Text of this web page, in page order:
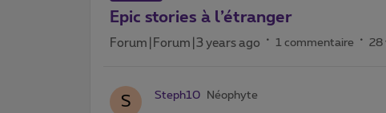
Epic stories à l’étranger
Forum|Forum|3 years ago 1 commentaire 28
S Steph10 Néophyte